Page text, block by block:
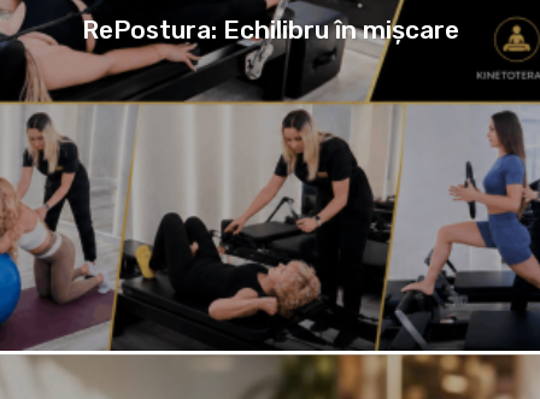
RePostura: Echilibru în mișcare